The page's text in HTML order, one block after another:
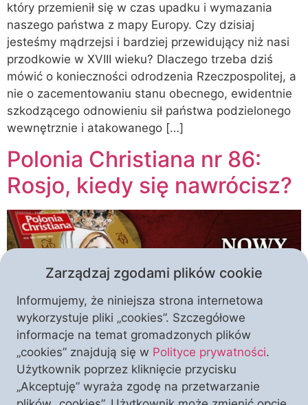
który przemienił się w czas upadku i wymazania
naszego państwa z mapy Europy. Czy dzisiaj
jesteśmy mądrzejsi i bardziej przewidujący niż nasi
przodkowie w XVIII wieku? Dlaczego trzeba dziś
mówić o konieczności odrodzenia Rzeczpospolitej, a
nie o zacementowaniu stanu obecnego, ewidentnie
szkodzącego odnowieniu sił państwa podzielonego
wewnętrznie i atakowanego […]
Polonia Christiana nr 86:
Rosjo, kiedy się nawrócisz?
Choć właśnie obserwujemy upadek mitu potężnej i
niezwyciężonej armii Putina, wciąż nie znamy
odpowiedzi na pytanie, które dotyczy przyszłości nie
Zarządzaj zgodami plików cookie
Informujemy, że niniejsza strona internetowa
wykorzystuje pliki „cookies”. Szczegółowe
informacje na temat gromadzonych plików
„cookies” znajdują się w Polityce prywatności.
Użytkownik poprzez kliknięcie przycisku
„Akceptuję” wyraża zgodę na przetwarzanie